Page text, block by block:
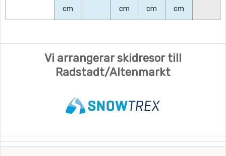
cm
cm
cm
cm
Vi arrangerar skidresor till
Radstadt/Altenmarkt